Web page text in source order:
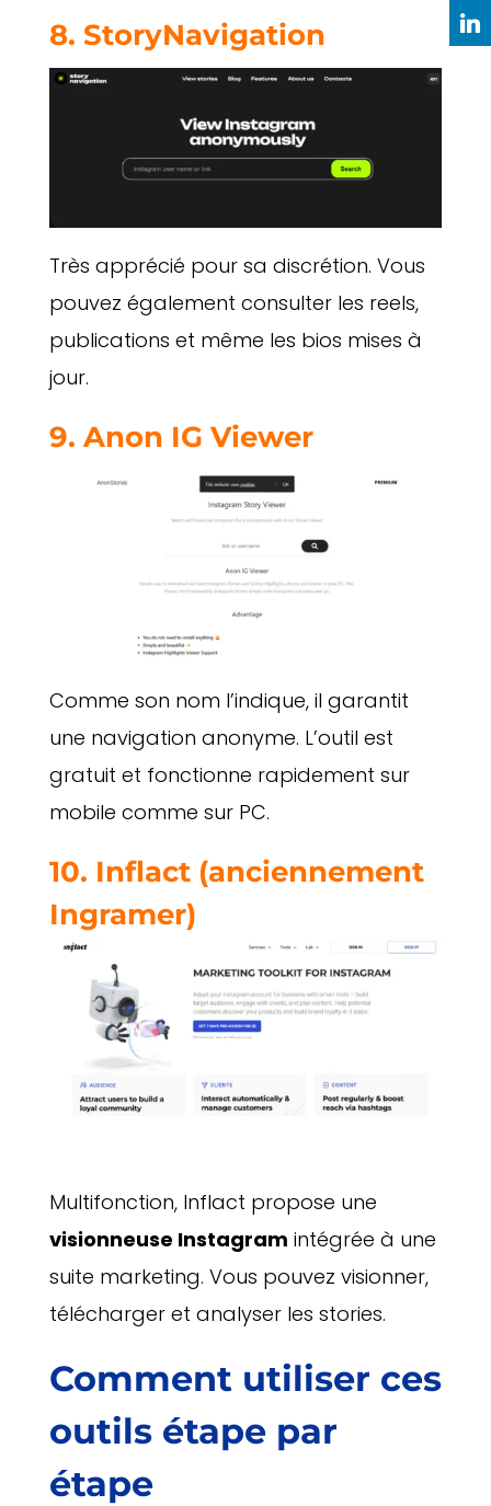
8. StoryNavigation
Très apprécié pour sa discrétion. Vous
pouvez également consulter les reels,
publications et même les bios mises à
jour.
9. Anon IG Viewer
Comme son nom l’indique, il garantit
une navigation anonyme. L’outil est
gratuit et fonctionne rapidement sur
mobile comme sur PC.
10. Inflact(anciennement
Ingramer)
Multifonction, Inflact propose une
visionneuse Instagram intégrée à une
suite marketing. Vous pouvez visionner,
télécharger et analyser les stories.
Comment utiliser ces
outils étape par
étape